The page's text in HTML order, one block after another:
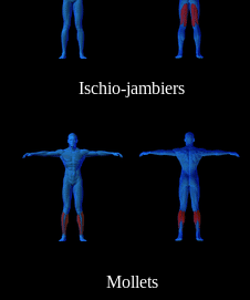
Ischio-jambiers
Mollets